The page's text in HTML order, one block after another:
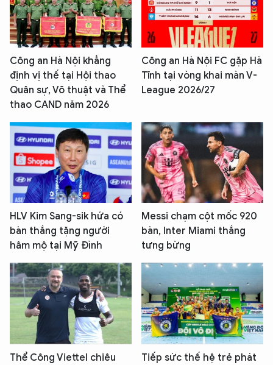
Công an Hà Nội khẳng
định vị thế tại Hội thao
Quân sự, Võ thuật và Thể
thao CAND năm 2026
Công an Hà Nội FC gặp Hà
Tĩnh tại vòng khai màn V-
League 2026/27
HLV Kim Sang-sik hứa có
bàn thắng tặng người
hâm mộ tại Mỹ Đình
Messi chạm cột mốc 920
bàn, Inter Miami thắng
tưng bừng
Thể Công Viettel chiêu
Tiếp sức thế hệ trẻ phát